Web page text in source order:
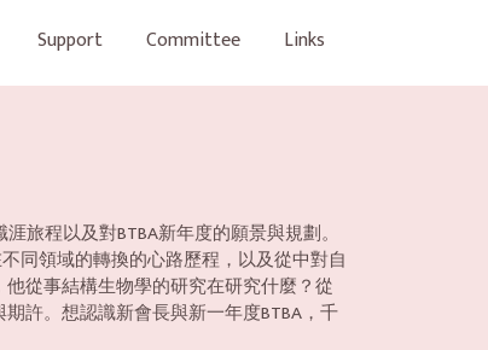
Support Committee Links
旅程以及對BTBA新年度的願景與規劃。
同領域的轉換的心路歷程，以及從中對自
從事結構生物學的研究在研究什麼？從
許。想認識新會長與新一年度BTBA，千